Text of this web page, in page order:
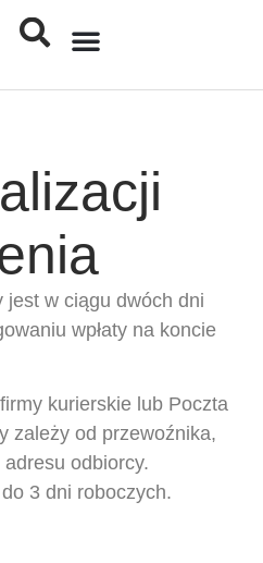
jest w ciągu dwóch dni
wpłaty na koncie
kurierskie lub Poczta
zależy od przewoźnika,
adresu odbiorcy.
3 dni roboczych.